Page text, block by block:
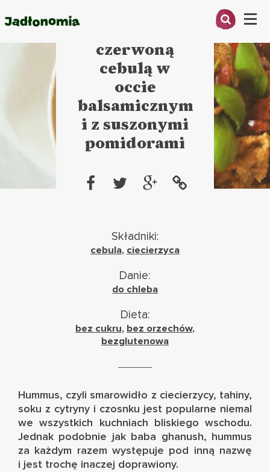
Menu
O MNIE
PRZEPISY
ARTYKUŁY
KSIĄŻKI
KONTAKT
czerwoną
cebulą w
occie
balsamicznym
i z suszonymi
pomidorami
Składniki:
cebula, ciecierzyca
Danie:
do chleba
Dieta:
bez cukru, bez orzechów,
bezglutenowa
Hummus, czyli smarowidło z ciecierzycy, tahiny,
soku z cytryny i czosnku jest popularne niemal
we wszystkich kuchniach bliskiego wschodu.
Jednak podobnie jak baba ghanush, hummus
za każdym razem występuje pod inną nazwę
i jest trochę inaczej doprawiony.